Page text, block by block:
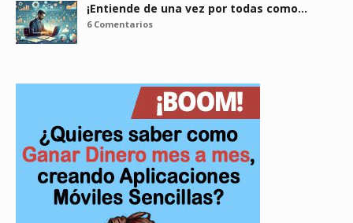
¡Entiende de una vez por todas como…
6 Comentarios